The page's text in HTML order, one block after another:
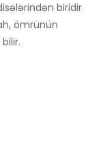
biridir
ömrünün